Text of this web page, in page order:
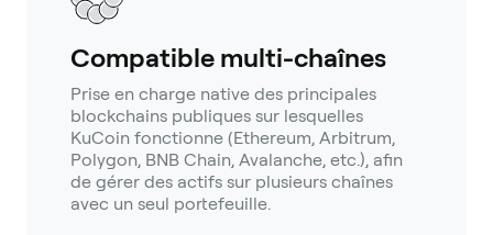
Compatible multi-chaînes
Prise en charge native des principales
blockchains publiques sur lesquelles
KuCoin fonctionne (Ethereum, Arbitrum,
Polygon, BNB Chain, Avalanche, etc.), afin
de gérer des actifs sur plusieurs chaînes
avec un seul portefeuille.